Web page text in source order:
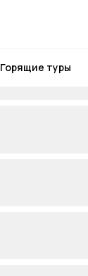
Горящие туры